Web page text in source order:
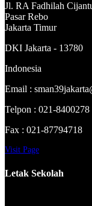
Jl. RA Fadhilah
Pasar Rebo
Jakarta Timur
DKI Jakarta - 13780
Indonesia
Email :
Telpon : 021-8400278
Fax : 021-87794718
Visit Page
Letak Sekolah